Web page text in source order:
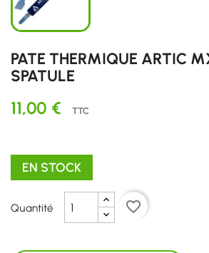
PATE THERMIQUE ARTIC
SPATULE
11,00 € TTC
EN STOCK
Quantité favorite_border